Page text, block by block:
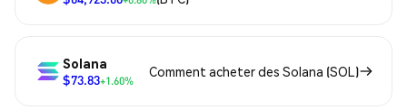
Solana
$73.83+1.60%
Comment acheter des Solana (SOL)